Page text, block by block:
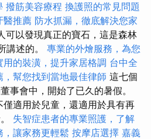
撥筋美容療程 換護照的常見問題
醫推薦 防水抓漏，徹底解決您家
可以發現真正的寶石，這是森林
講述的。 專業的外燴服務，為您
用的裝潢，提升家居格調 台中全
，幫您找到當地最佳律師 這七個
事會中，開始了已久的暑假。
僅適用於兒童，還適用於具有再
失智症患者的專業照護，了解
，讓家務更輕鬆 按摩店選擇 嘉義